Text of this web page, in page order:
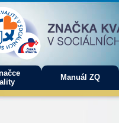
Manuál ZQ